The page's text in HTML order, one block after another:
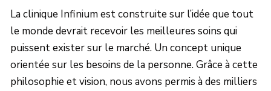
La clinique Infinium est construite sur l’idée que tout
le monde devrait recevoir les meilleures soins qui
puissent exister sur le marché. Un concept unique
orientée sur les besoins de la personne. Grâce à cette
philosophie et vision, nous avons permis à des milliers